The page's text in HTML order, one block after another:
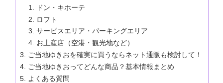
ドン・キホーテ
ロフト
サービスエリア・パーキングエリア
お土産店（空港・観光地など）
ご当地ゆきおを確実に買うならネット通販も検討して！
ご当地ゆきおってどんな商品？基本情報まとめ
よくある質問